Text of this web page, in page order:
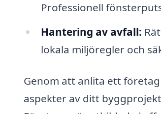
Professionell
Hantering av avfall:
lokala miljöregler och
Genom att anlita ett
aspekter av ditt